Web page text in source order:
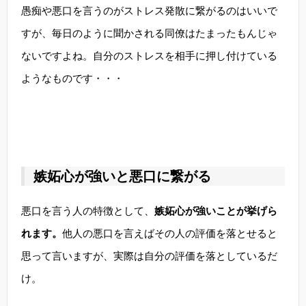
愚痴や悪口を言うのがストレス発散に繋がるのはいいで
すが、毎日のように聞かされる同僚はたまったもんじゃ
ないですよね。自分のストレスを相手に押し付けている
ようなものです・・・
嫉妬心が強いと悪口に繋がる
悪口を言う人の特徴として、 嫉妬心が強いことが挙げら
れます。 他人の悪口を言えばその人の評価を落とせると
思って言いますが、実際は自分の評価を落としているだ
け。